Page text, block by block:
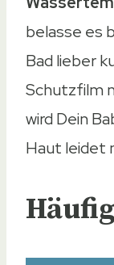
belasse es
Bad lieber
Schutzfilm
wird Dein
Haut leidet